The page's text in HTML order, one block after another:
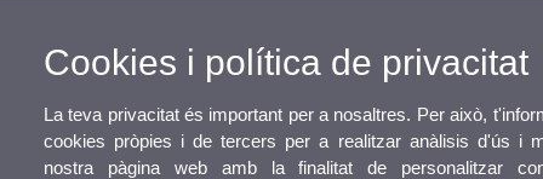
Cookies i política de privacitat
La teva privacitat és important per a nosaltres. Per això,
cookies pròpies i de tercers per a realitzar anàlisis d'ús i
nostra pàgina web amb la finalitat de personalitzar